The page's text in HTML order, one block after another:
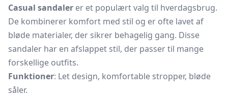
Casual sandaler er et populært valg til hverdagsbrug.
De kombinerer komfort med stil og er ofte lavet af
bløde materialer, der sikrer behagelig gang. Disse
sandaler har en afslappet stil, der passer til mange
forskellige outfits.
Funktioner: Let design, komfortable stropper, bløde
såler.